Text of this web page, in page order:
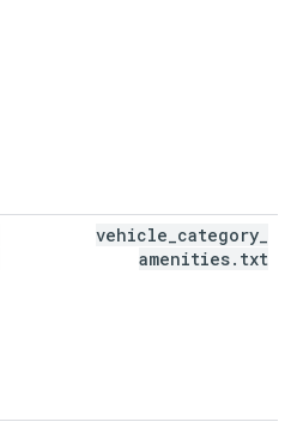
vehicle category
amenities. txt